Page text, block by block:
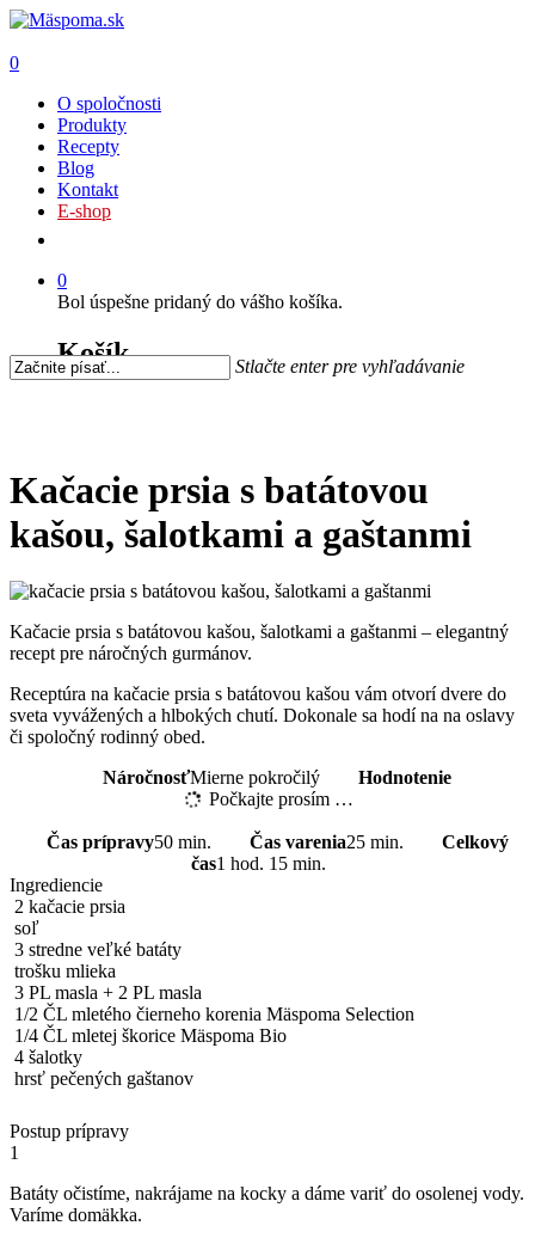
0
O spoločnosti
Produkty
Recepty
Blog
Kontakt
E-shop
0
Bol úspešne pridaný do vášho košíka.
Košík Stlačte enter pre vyhľadávanie
Kačacie prsia s batátovou
kašou, šalotkami a gaštanmi
Kačacie prsia s batátovou kašou, šalotkami a gaštanmi – elegantný
recept pre náročných gurmánov.
Receptúra na kačacie prsia s batátovou kašou vám otvorí dvere do
sveta vyvážených a hlbokých chutí. Dokonale sa hodí na na oslavy
či spoločný rodinný obed.
NáročnosťMierne pokročilý
Hodnotenie
Počkajte prosím …
Čas prípravy50 min. Čas varenia25 min.
Celkový
čas1 hod. 15 min.
Ingrediencie
2 kačacie prsia
soľ
3 stredne veľké batáty
trošku mlieka
3 PL masla + 2 PL masla
1/2 ČL mletého čierneho korenia Mäspoma Selection
1/4 ČL mletej škorice Mäspoma Bio
4 šalotky
hrsť pečených gaštanov
Postup prípravy
1
Batáty očistíme, nakrájame na kocky a dáme variť do osolenej vody.
Varíme domäkka.